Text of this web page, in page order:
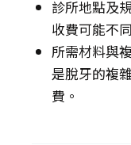
診所地點及
收費可能不
所需材料與
是脫牙的複
費。